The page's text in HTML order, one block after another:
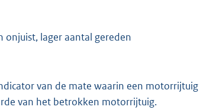
lager aantal gereden
van de mate waarin een motorrijtuig
van het betrokken motorrijtuig.